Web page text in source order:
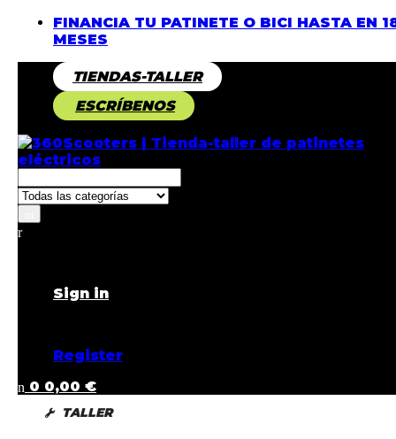
FINANCIA TU PATINETE O BICI HASTA EN
MESES
TIENDAS-TALLER
ESCRÍBENOS
Sign in
Register
0 0,00 €
TALLER